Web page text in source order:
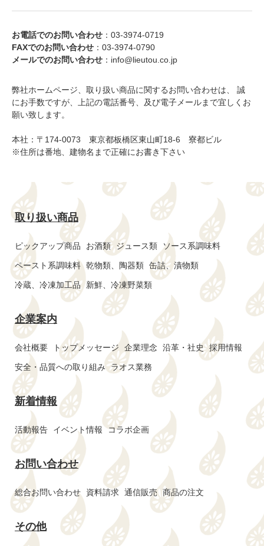
お電話でのお問い合わせ ：03-3974-0719
FAXでのお問い合わせ ：03-3974-0790
メールでのお問い合わせ ：info@lieutou.co.jp
弊社ホームページ、取り扱い商品に関するお問い合わせは、 誠
にお手数ですが、上記の電話番号、及び電子メールまで宜しくお
願い致します。
本社：〒174-0073 東京都板橋区東山町18-6 寮都ビル
※住所は番地、建物名まで正確にお書き下さい
取り扱い商品
ピックアップ商品 お酒類 ジュース類 ソース系調味料
ペースト系調味料 乾物類、陶器類 缶詰、漬物類
冷蔵、冷凍加工品 新鮮、冷凍野菜類
企業案内
会社概要 トップメッセージ 企業理念 沿革・社史 採用情報
安全・品質への取り組み ラオス業務
新着情報
活動報告 イベント情報 コラボ企画
お問い合わせ
総合お問い合わせ 資料請求 通信販売 商品の注文
その他